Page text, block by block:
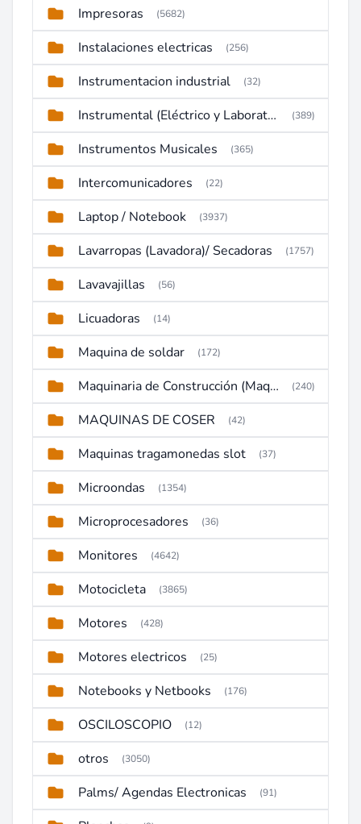
Impresoras (5682)
Instalaciones electricas (256)
Instrumentacion industrial (32)
Instrumental (Eléctrico y Laboratorio) (389)
Instrumentos Musicales (365)
Intercomunicadores (22)
Laptop / Notebook (3937)
Lavarropas (Lavadora)/ Secadoras (1757)
Lavavajillas (56)
Licuadoras (14)
Maquina de soldar (172)
Maquinaria de Construcción (Maquinaria Pesada) (240)
MAQUINAS DE COSER (42)
Maquinas tragamonedas slot (37)
Microondas (1354)
Microprocesadores (36)
Monitores (4642)
Motocicleta (3865)
Motores (428)
Motores electricos (25)
Notebooks y Netbooks (176)
OSCILOSCOPIO (12)
otros (3050)
Palms/ Agendas Electronicas (91)